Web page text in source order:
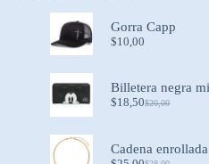
Gorra Capp
$10,00
Billetera negra
$20,00
Original
$20,00.
$18,50Current
$18,50.
Cadena enrollada